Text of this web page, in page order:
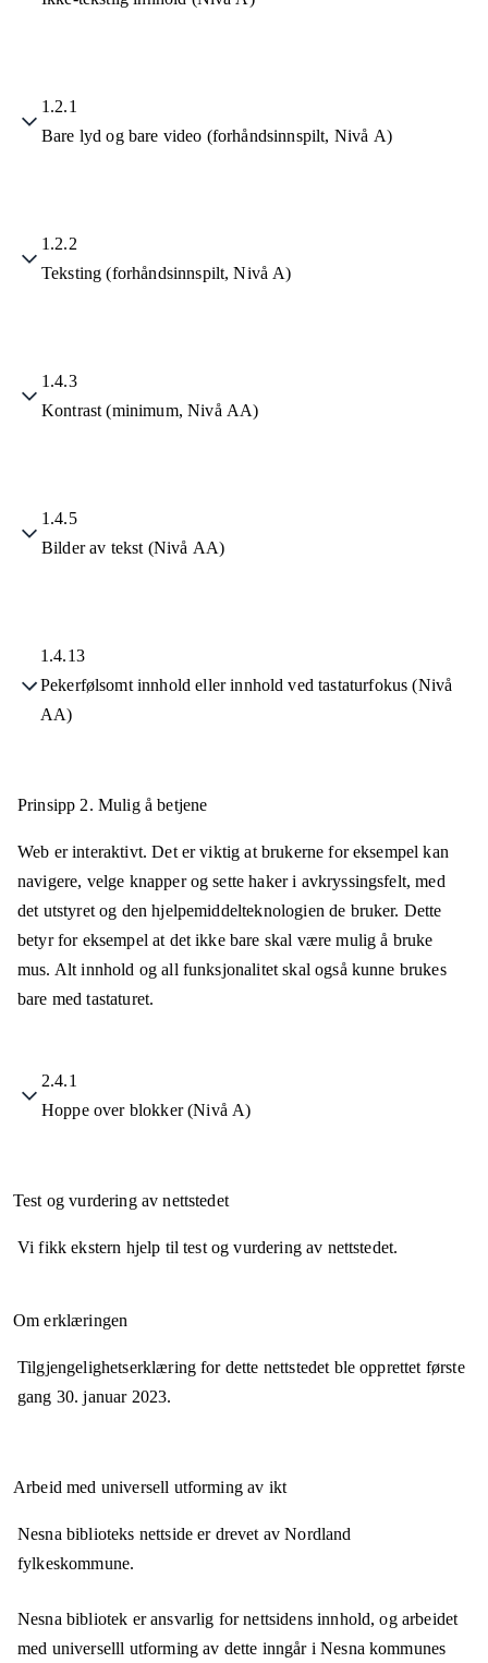
1.2.1
Bare lyd og bare video (forhåndsinnspilt, Nivå A)
1.2.2
Teksting (forhåndsinnspilt, Nivå A)
1.4.3
Kontrast (minimum, Nivå AA)
1.4.5
Bilder av tekst (Nivå AA)
1.4.13
Pekerfølsomt innhold eller innhold ved tastaturfokus (Nivå
AA)
Prinsipp 2. Mulig å betjene
Web er interaktivt. Det er viktig at brukerne for eksempel kan
navigere, velge knapper og sette haker i avkryssingsfelt, med
det utstyret og den hjelpemiddelteknologien de bruker. Dette
betyr for eksempel at det ikke bare skal være mulig å bruke
mus. Alt innhold og all funksjonalitet skal også kunne brukes
bare med tastaturet.
2.4.1
Hoppe over blokker (Nivå A)
Test og vurdering av nettstedet
Vi fikk ekstern hjelp til test og vurdering av nettstedet.
Om erklæringen
Tilgjengelighetserklæring for dette nettstedet ble opprettet første
gang 30. januar 2023.
Arbeid med universell utforming av ikt
Nesna biblioteks nettside er drevet av Nordland
fylkeskommune.
Nesna bibliotek er ansvarlig for nettsidens innhold, og arbeidet
med universelll utforming av dette inngår i Nesna kommunes